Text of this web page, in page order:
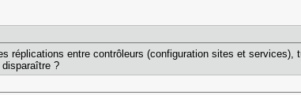
réplications entre contrôleurs (configuration sites et
?